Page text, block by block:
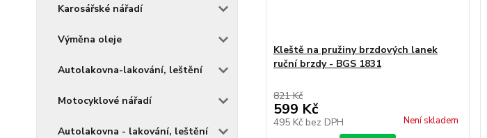
Karosářské nářadí
Výměna oleje
Autolakovna-lakování, leštění
Motocyklové nářadí
Autolakovna - lakování, leštění
Kleště na pružiny brzdových lanek
ruční brzdy - BGS 1831
821 Kč
599 Kč
495 Kč bez DPH Není skladem